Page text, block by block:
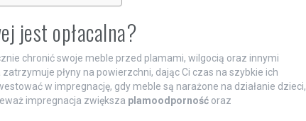
jest opłacalna?
chronić swoje meble przed plamami, wilgocią oraz innymi
płyny na powierzchni, dając Ci czas na szybkie ich
w impregnację, gdy meble są narażone na działanie dzieci,
impregnacja zwiększa plamoodpornośćoraz